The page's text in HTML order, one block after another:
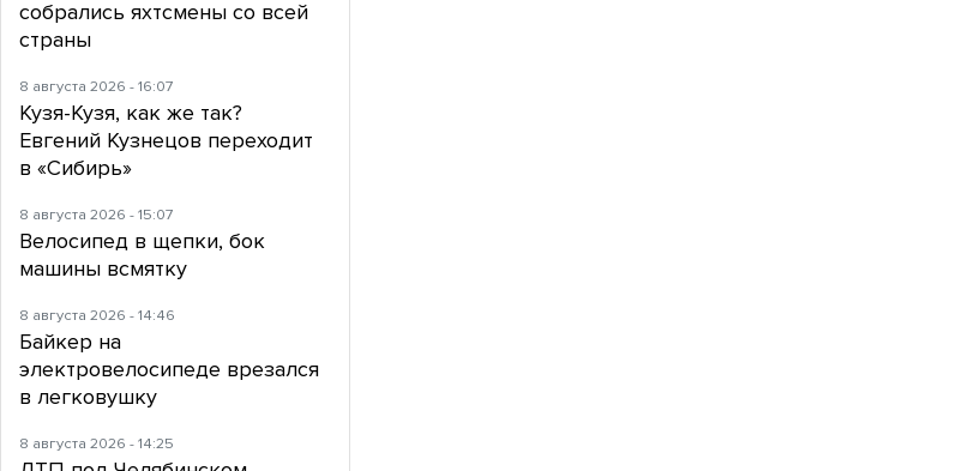
собрались яхтсмены со всей
страны
8 августа 2026 - 16:07
Кузя-Кузя, как же так?
Евгений Кузнецов переходит
в «Сибирь»
8 августа 2026 - 15:07
Велосипед в щепки, бок
машины всмятку
8 августа 2026 - 14:46
Байкер на
электровелосипеде врезался
в легковушку
8 августа 2026 - 14:25